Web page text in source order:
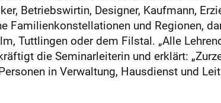
Betriebswirtin, Designer, Kaufmann,
Familienkonstellationen und Regionen,
Tuttlingen oder dem Filstal. „Alle
die Seminarleiterin und erklärt:
in Verwaltung, Hausdienst und